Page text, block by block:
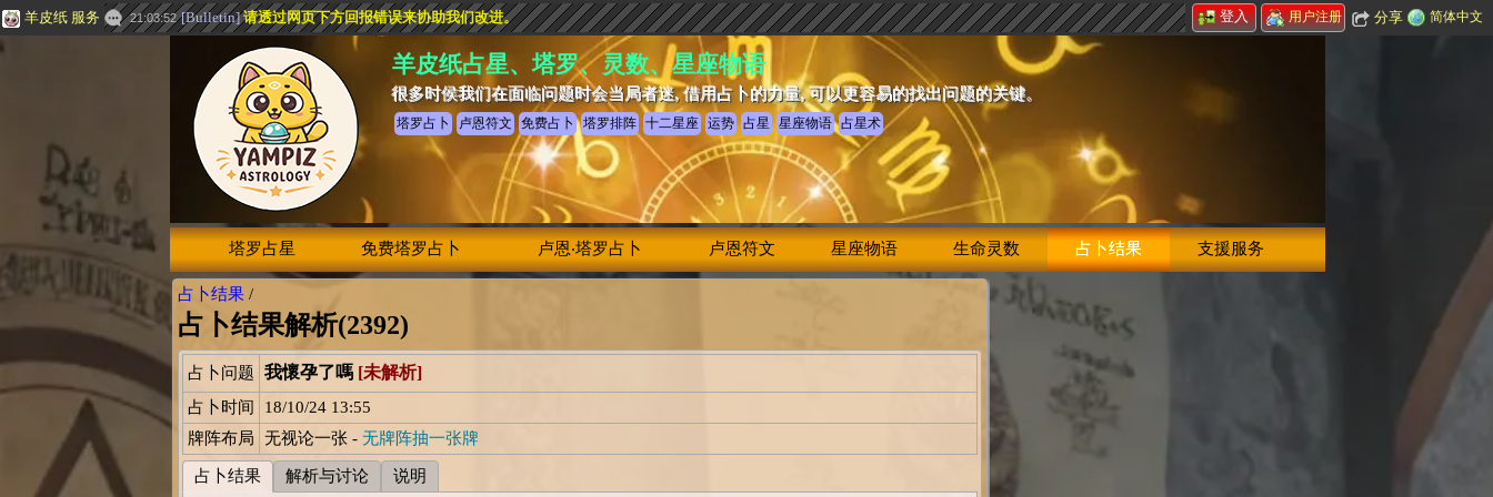
羊皮纸 服务 21:03:52 [Bulletin]请透过网页下方回报错误来协助我们改进。 登入 用户注册 分享 简体中文
羊皮纸占星、塔罗、灵数、星座物语
很多时侯我们在面临问题时会当局者迷, 借用占卜的力量, 可以更容易的找出问题的关键。
塔罗占卜 卢恩符文 免费占卜 塔罗排阵 十二星座 运势 占星 星座物语 占星术
塔罗占星 免费塔罗占卜 卢恩‧塔罗占卜 卢恩符文 星座物语 生命灵数 占卜结果 支援服务
占卜结果/
占卜结果解析(2392)
占卜问题 我懷孕了嗎 [未解析]
占卜时间
18/10/24 13:55
牌阵布局
无视论一张 - 无牌阵抽一张牌
占卜结果 解析与讨论 说明